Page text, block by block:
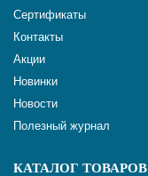
Сертификаты
Контакты
Акции
Новинки
Новости
Полезный журнал
КАТАЛОГ ТОВАРОВ